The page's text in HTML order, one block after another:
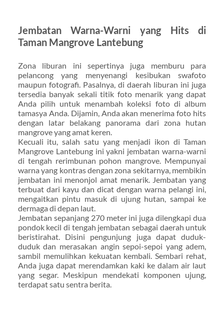
Jembatan Warna-Warni yang Hits di
Taman Mangrove Lantebung
Zona liburan ini sepertinya juga memburu para
pelancong yang menyenangi kesibukan swafoto
maupun fotografi. Pasalnya, di daerah liburan ini juga
tersedia banyak sekali titik foto menarik yang dapat
Anda pilih untuk menambah koleksi foto di album
tamasya Anda. Dijamin, Anda akan menerima foto hits
dengan latar belakang panorama dari zona hutan
mangrove yang amat keren.
Kecuali itu, salah satu yang menjadi ikon di Taman
Mangrove Lantebung ini yakni jembatan warna-warni
di tengah rerimbunan pohon mangrove. Mempunyai
warna yang kontras dengan zona sekitarnya, membikin
jembatan ini menonjol amat menarik. Jembatan yang
terbuat dari kayu dan dicat dengan warna pelangi ini,
mengaitkan pintu masuk di ujung hutan, sampai ke
dermaga di depan laut.
Jembatan sepanjang 270 meter ini juga dilengkapi dua
pondok kecil di tengah jembatan sebagai daerah untuk
beristirahat. Disini pengunjung juga dapat duduk-
duduk dan merasakan angin sepoi-sepoi yang adem,
sambil memulihkan kekuatan kembali. Sembari rehat,
Anda juga dapat merendamkan kaki ke dalam air laut
yang segar. Meskipun mendekati komponen ujung,
terdapat satu sentra berita.